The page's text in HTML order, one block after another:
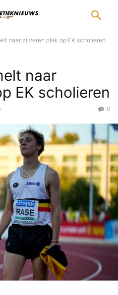
naar zilveren plak op EK scholieren
naar
EK scholieren
0